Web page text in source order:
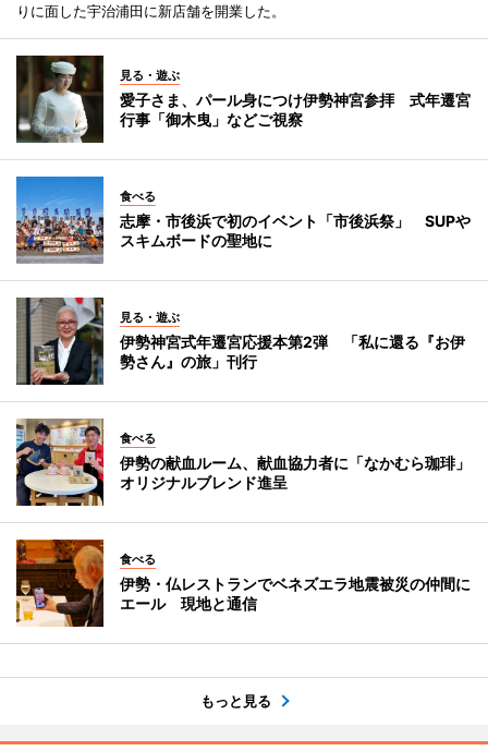
りに面した宇治浦田に新店舗を開業した。
見る・遊ぶ
愛子さま、パール身につけ伊勢神宮参拝 式年遷宮
行事「御木曳」などご視察
食べる
志摩・市後浜で初のイベント「市後浜祭」 SUPや
スキムボードの聖地に
見る・遊ぶ
伊勢神宮式年遷宮応援本第2弾 「私に還る『お伊
勢さん』の旅」刊行
食べる
伊勢の献血ルーム、献血協力者に「なかむら珈琲」
オリジナルブレンド進呈
食べる
伊勢・仏レストランでベネズエラ地震被災の仲間に
エール 現地と通信
もっと見る